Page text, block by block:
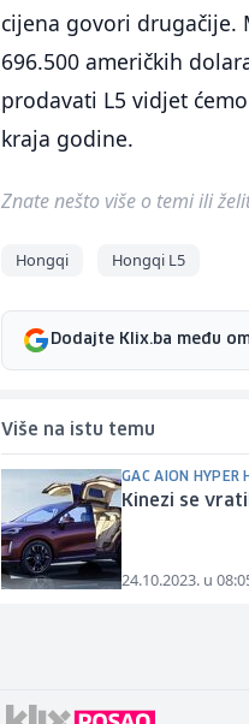
cijena govori drugačije.
696.500 američkih
prodavati L5 vidjet
kraja godine.
Znate nešto više o temi ili
Hongqi Hongqi L5
Dodajte Klix.ba među
Više na istu temu
GAC AION HYPER
Kinezi se
24.10.2023. u